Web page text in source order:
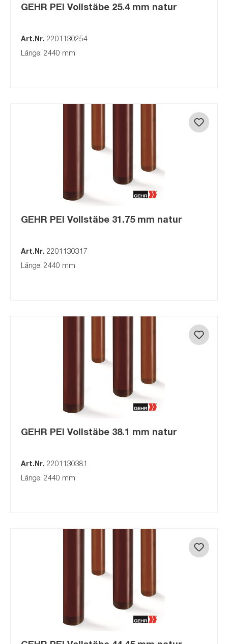
GEHR PEI Vollstäbe 25.4 mm natur
Art.Nr. 2201130254
Länge: 2440 mm
GEHR PEI Vollstäbe 31.75 mm natur
Art.Nr. 2201130317
Länge: 2440 mm
GEHR PEI Vollstäbe 38.1 mm natur
Art.Nr. 2201130381
Länge: 2440 mm